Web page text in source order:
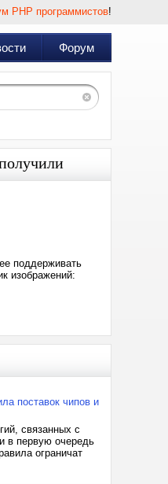
PHP программистов!
Форум
поддерживать
изображений:
поставок чипов и
связанных с
в первую очередь
ограничат